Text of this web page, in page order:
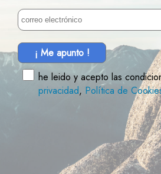
¡ Me apunto !
he leido y acepto las
privacidad, Política de